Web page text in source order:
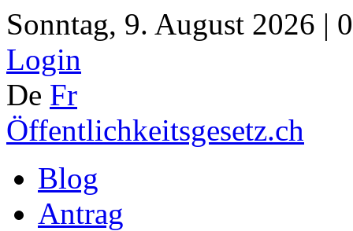
Sonntag, 9. August 2026 |
Login
De Fr
Öffentlichkeitsgesetz.ch
Blog
Antrag